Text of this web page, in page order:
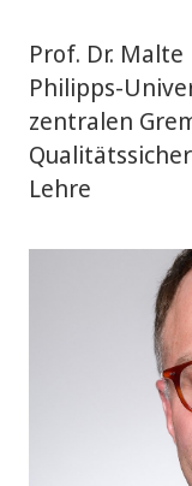
Prof. Dr.
Philipps-
zentralen
Lehre